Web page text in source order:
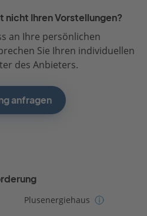
nicht Ihren Vorstellungen?
an Ihre persönlichen
Sie Ihren individuellen
des Anbieters.
anfragen
Plusenergiehaus